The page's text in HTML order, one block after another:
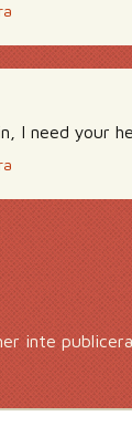
I need your
inte